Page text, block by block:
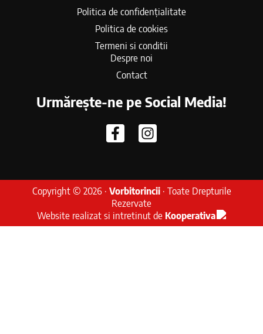
Politica de confidențialitate
Politica de cookies
Termeni si conditii
Despre noi
Contact
Urmărește-ne pe Social Media!
Copyright © 2026 · Vorbitorincii· Toate Drepturile
Rezervate
Website realizat si intretinut de Kooperativa